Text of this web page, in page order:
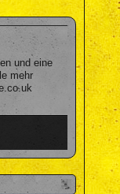
und eine
mehr